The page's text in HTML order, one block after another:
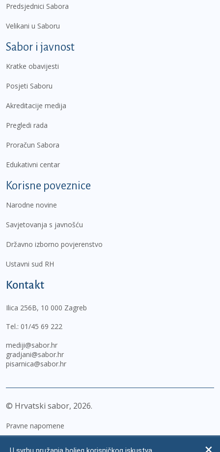
Predsjednici Sabora
Velikani u Saboru
Sabor i javnost
Kratke obavijesti
Posjeti Saboru
Akreditacije medija
Pregledi rada
Proračun Sabora
Edukativni centar
Korisne poveznice
Narodne novine
Savjetovanja s javnošću
Državno izborno povjerenstvo
Ustavni sud RH
Kontakt
Ilica 256B, 10 000 Zagreb
Tel.: 01/45 69 222
mediji@sabor.hr
gradjani@sabor.hr
pisarnica@sabor.hr
© Hrvatski sabor, 2026
Pravne napomene